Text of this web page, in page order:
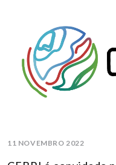
11 NOVEMBRO 2022